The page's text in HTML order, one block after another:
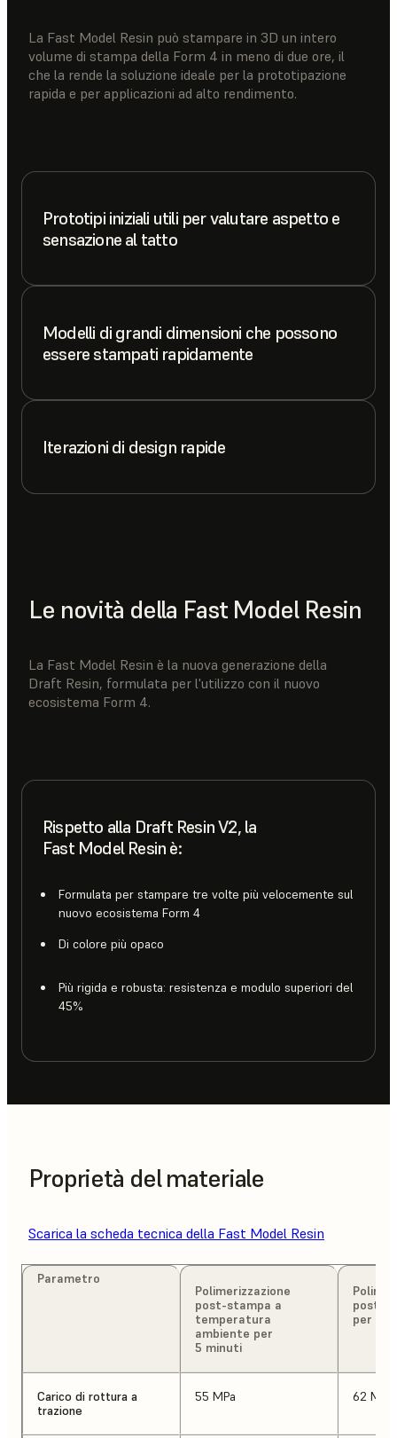
La Fast Model Resin può stampare in 3D un intero
volume di stampa della Form 4 in meno di due ore, il
che la rende la soluzione ideale per la prototipazione
rapida e per applicazioni ad alto rendimento.
Prototipi iniziali utili per valutare aspetto e
sensazione al tatto
Modelli di grandi dimensioni che possono
essere stampati rapidamente
Iterazioni di design rapide
Le novità della Fast Model Resin
La Fast Model Resin è la nuova generazione della
Draft Resin, formulata per l'utilizzo con il nuovo
ecosistema Form 4.
Rispetto alla Draft Resin V2, la
Fast Model Resin è:
Formulata per stampare tre volte più velocemente sul
nuovo ecosistema Form 4
Di colore più opaco
Più rigida e robusta: resistenza e modulo superiori del
45%
Proprietà del materiale
Scarica la scheda tecnica della Fast Model Resin
Parametro
Polimerizzazione
post-stampa a
temperatura
ambiente per
5 minuti
post-
per 15
Carico di rottura a
trazione
55 MPa 62 MPa